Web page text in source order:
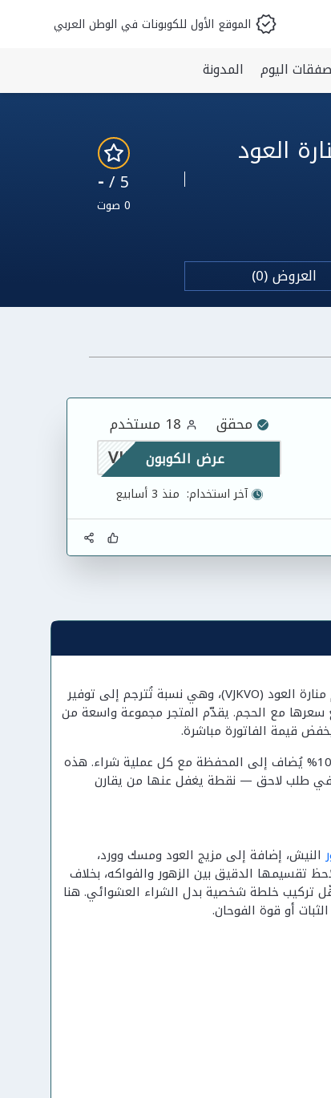
الموقع الأول للكوبونات في الوطن العربي
صفقات اليوم
المدونة
العروض (0)
5 /
-
0 صوت
محقق
VJKVOعرض الكوبون
آخر استخدام: منذ 3 أسابيع
عشرة بالمئة خصم فوري على طلبك القادم من منارة العود (Manaret Aloud) عبر كود خصم منارة العود (VJKVO)، وهي نسبة تُترجم إلى توفير
سعرها مع الحجم. يقدّم المتجر مجموعة واسعة من
قيمة الفاتورة مباشرة.
قبل التطرق للتفاصيل، هناك ميزة إضافية تظهر بثبات في صفحات المتجر: كاش باك بنسبة 10% يُضاف إلى المحفظة مع كل عملية شراء. هذه
في طلب لاحق — نقطة يغفل عنها من يقارن
النيش، إضافة إلى مزيج العود ومسك وورد،
تقسيمها الدقيق بين الزهور والفواكه، بخلاف
تركيب خلطة شخصية بدل الشراء العشوائي. هنا
أو قوة الفوحان.